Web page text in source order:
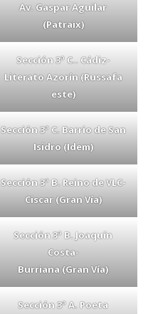
Av. Gaspar Aguilar
(Patraix)
Sección 3ª C.. Cádiz-
Literato Azorín (Russafa
este)
Sección 3ª C. Barrio de San
Isidro (Idem)
Sección 3ª B. Reino de VLC-
Ciscar (Gran Vía)
Sección 3ª B. Joaquín
Costa-
Burriana (Gran Vía)
Sección 3ª A. Poeta